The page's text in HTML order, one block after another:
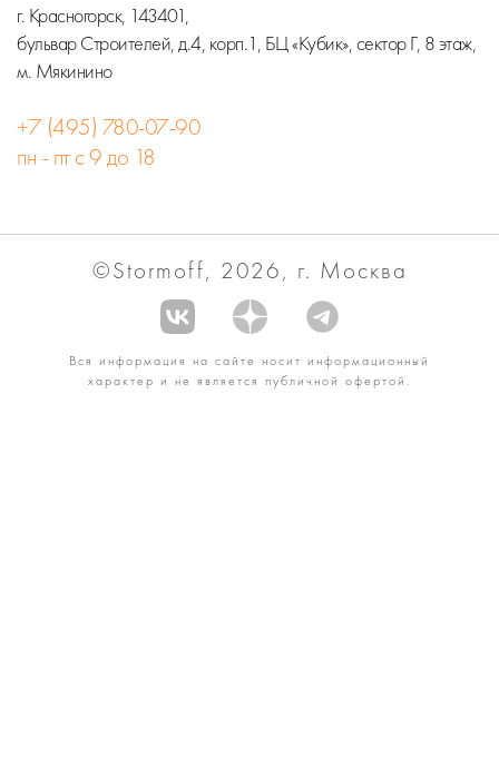
г. Красногорск, 143401,
бульвар Строителей, д.4, корп.1, БЦ «Кубик», сектор Г, 8 этаж,
м. Мякинино
+7 (495) 780-07-90
пн - пт с 9 до 18
©Stormoff, 2026, г. Москва
Вся информация на сайте носит информационный
характер и не является публичной офертой.